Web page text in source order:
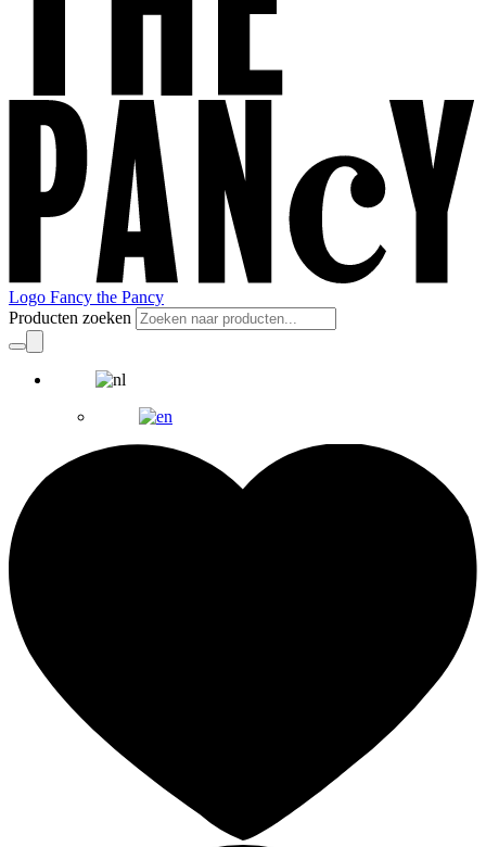
Logo Fancy the Pancy
Producten zoeken